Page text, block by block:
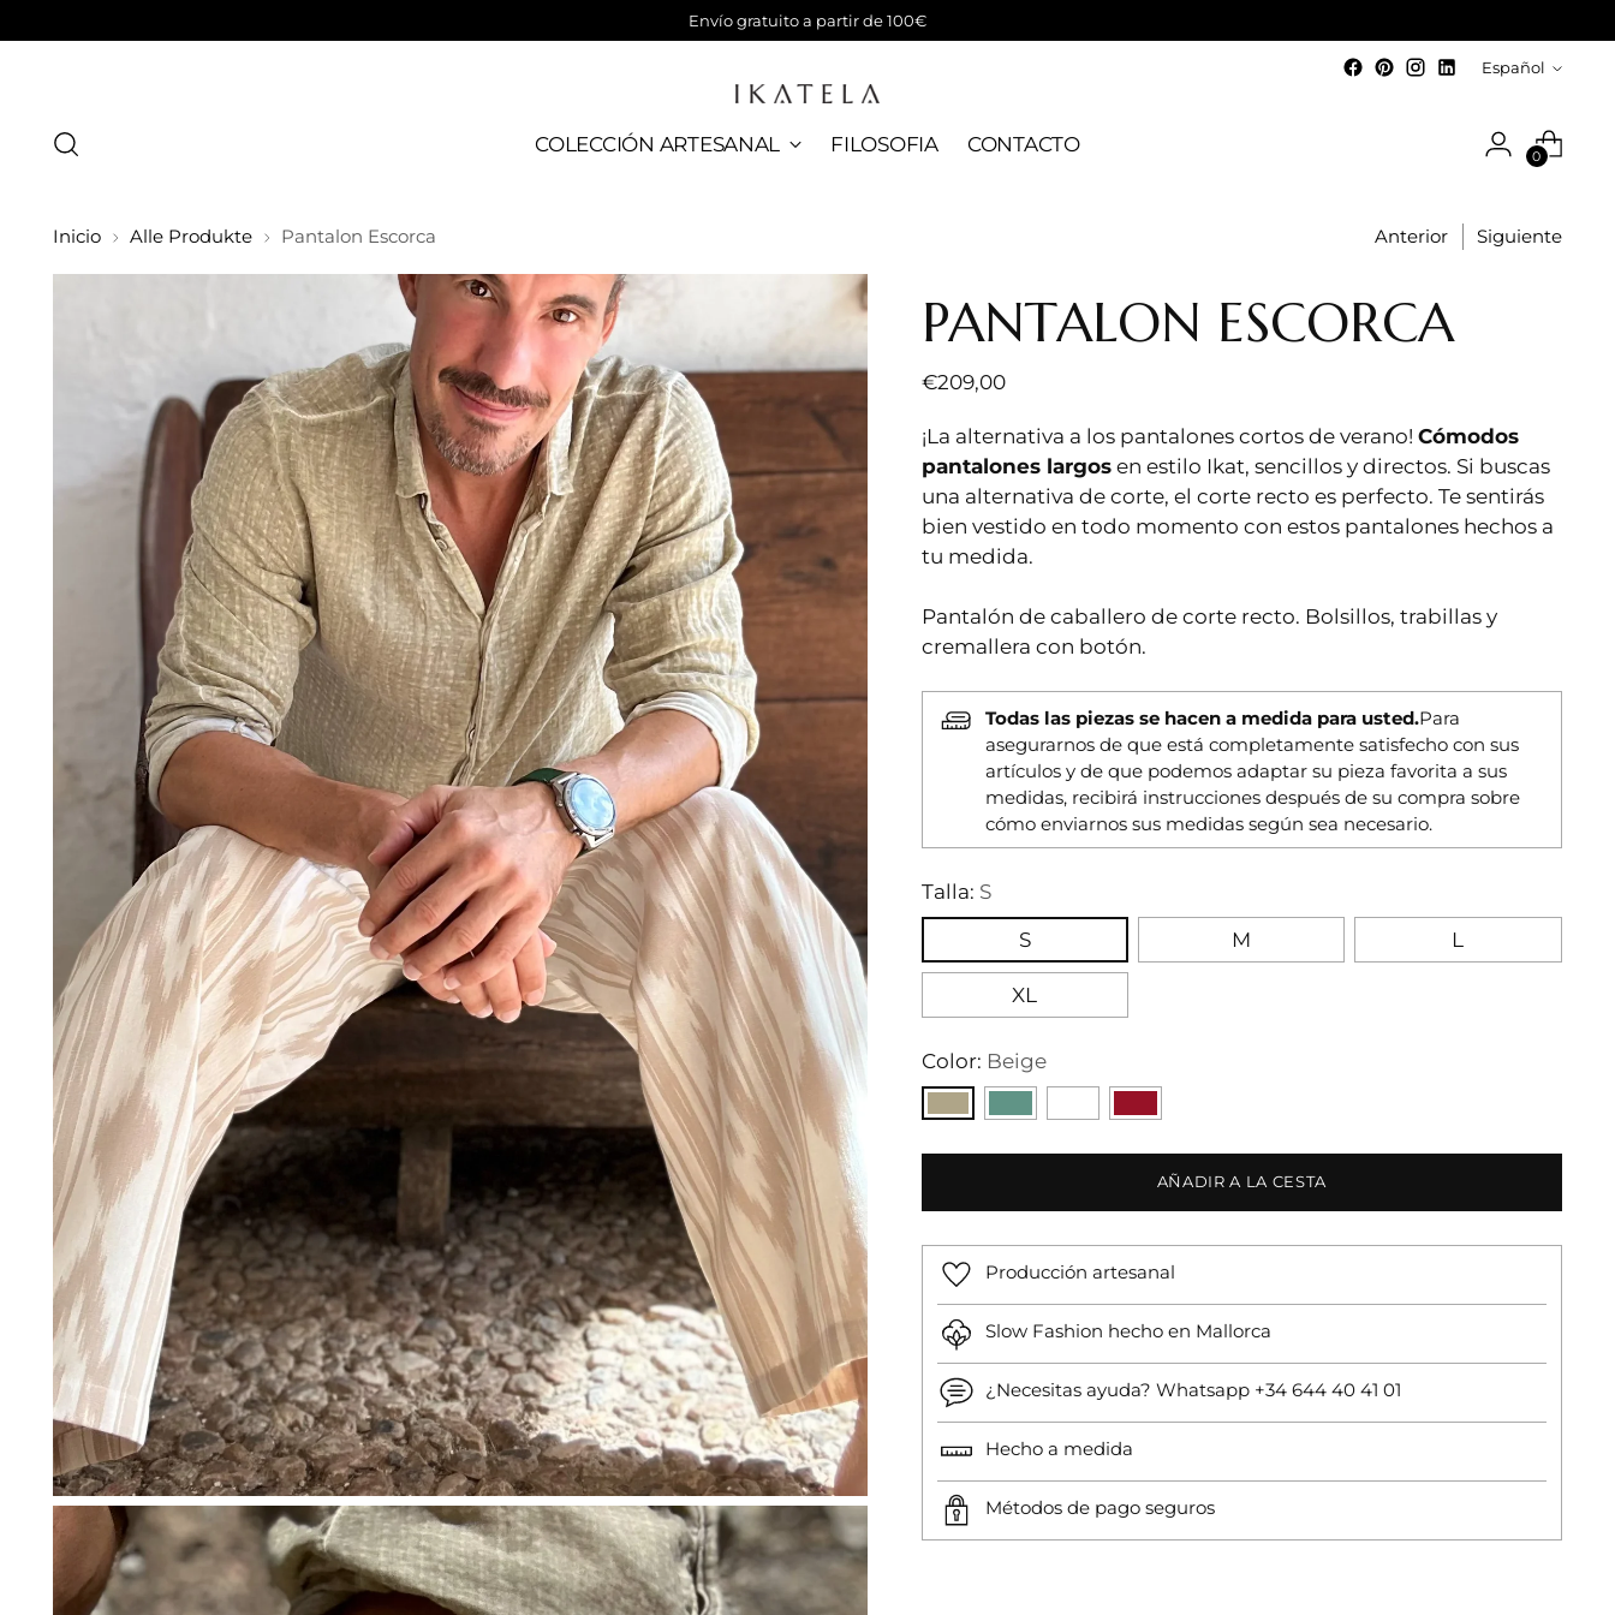
Envío gratuito a partir de 100€
idioma
Español
COLECCIÓN ARTESANAL FILOSOFIA CONTACTO
0
Inicio Alle Produkte Pantalon Escorca Anterior Siguiente
PANTALON ESCORCA
Precio
€209,00
¡La alternativa a los pantalones cortos de verano! Cómodos
pantalones largosen estilo Ikat, sencillos y directos. Si buscas
una alternativa de corte, el corte recto es perfecto. Te sentirás
bien vestido en todo momento con estos pantalones hechos a
tu medida.
Pantalón de caballero de corte recto. Bolsillos, trabillas y
cremallera con botón.
Todas las piezas se hacen a medida para usted.Para
asegurarnos de que está completamente satisfecho con sus
artículos y de que podemos adaptar su pieza favorita a sus
medidas, recibirá instrucciones después de su compra sobre
cómo enviarnos sus medidas según sea necesario.
Talla: S
S
M L
XL
Color: Beige
AÑADIR A LA CESTA
Producción artesanal
Slow Fashion hecho en Mallorca
¿Necesitas ayuda? Whatsapp +34 644 40 41 01
Hecho a medida
Métodos de pago seguros